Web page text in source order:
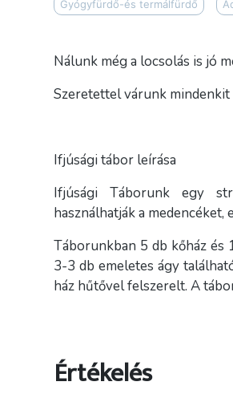
Gyógyfürdő-és termálfürdő
Nálunk még a locsolás is jó
Szeretettel várunk
Ifjúsági tábor leírása
Ifjúsági Táborunk egy
használhatják a
Táborunkban 5 db kőház és
3-3 db emeletes ágy
ház hűtővel felszerelt. A
Táborunk területén
biztosítani, illetve
Ágyneműt biztosítunk.
Értékelés